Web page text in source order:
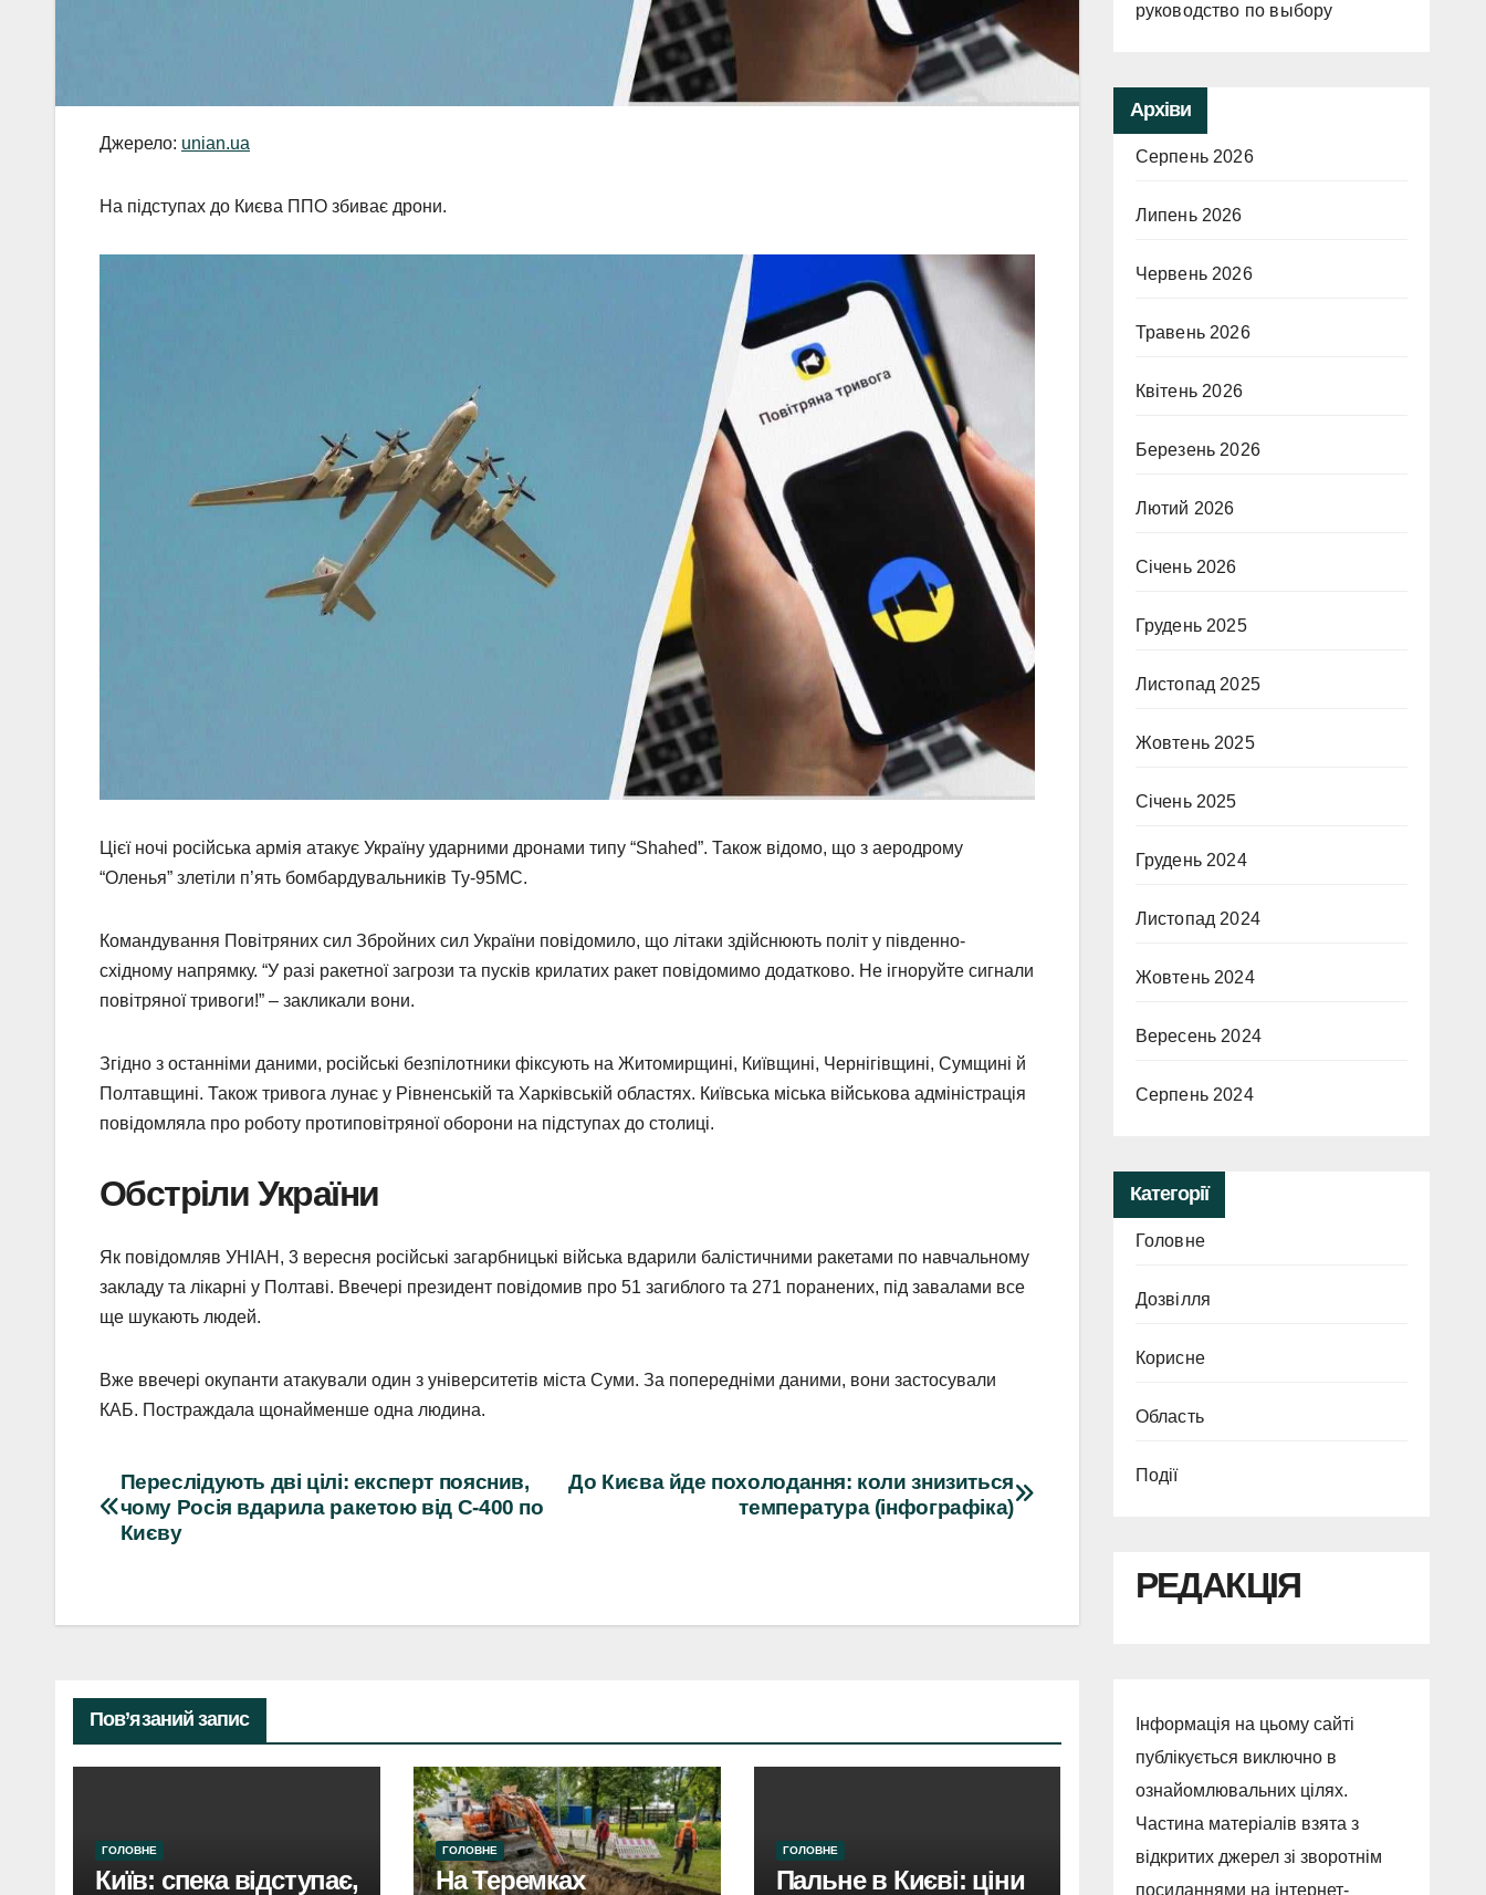
Джерело: unian.ua
На підступах до Києва ППО збиває дрони.
Цієї ночі російська армія атакує Україну ударними дронами типу “Shahed”. Також відомо, що з аеродрому
“Оленья” злетіли п’ять бомбардувальників Ту-95МС.
Командування Повітряних сил Збройних сил України повідомило, що літаки здійснюють політ у південно-
східному напрямку. “У разі ракетної загрози та пусків крилатих ракет повідомимо додатково. Не ігноруйте сигнали
повітряної тривоги!” – закликали вони.
Згідно з останніми даними, російські безпілотники фіксують на Житомирщині, Київщині, Чернігівщині, Сумщині й
Полтавщині. Також тривога лунає у Рівненській та Харківській областях. Київська міська військова адміністрація
повідомляла про роботу протиповітряної оборони на підступах до столиці.
Обстріли України
Як повідомляв УНІАН, 3 вересня російські загарбницькі війська вдарили балістичними ракетами по навчальному
закладу та лікарні у Полтаві. Ввечері президент повідомив про 51 загиблого та 271 поранених, під завалами все
ще шукають людей.
Вже ввечері окупанти атакували один з університетів міста Суми. За попередніми даними, вони застосували
КАБ. Постраждала щонайменше одна людина.
Навігація
записів
До Києва йде похолодання: коли знизиться
температура (інфографіка)
Переслідують дві цілі: експерт пояснив,
чому Росія вдарила ракетою від С-400 по
Києву
Пов’язаний запис
ГОЛОВНЕ
Київ: спека відступає,
ГОЛОВНЕ
На Теремках
ГОЛОВНЕ
Пальне в Києві: ціни
руководство по выбору
Архіви
Серпень 2026
Липень 2026
Червень 2026
Травень 2026
Квітень 2026
Березень 2026
Лютий 2026
Січень 2026
Грудень 2025
Листопад 2025
Жовтень 2025
Січень 2025
Грудень 2024
Листопад 2024
Жовтень 2024
Вересень 2024
Серпень 2024
Категорії
Головне
Дозвілля
Корисне
Область
Події
РЕДАКЦІЯ
Інформація на цьому сайті
публікується виключно в
ознайомлювальних цілях.
Частина матеріалів взята з
відкритих джерел зі зворотнім
посиланнями на інтернет-